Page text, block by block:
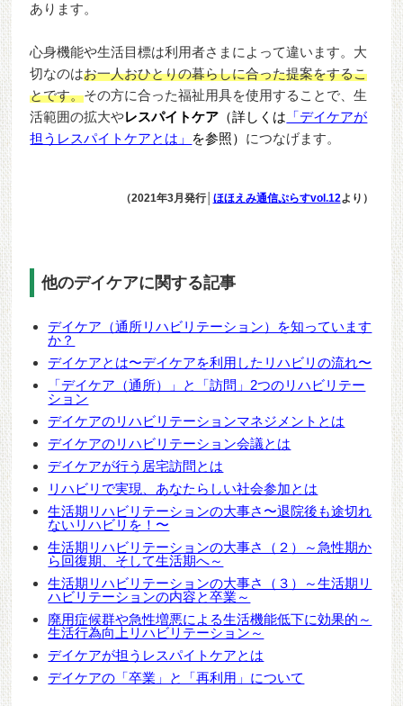
あります。
心身機能や生活目標は利用者さまによって違います。大
切なのはお一人おひとりの暮らしに合った提案をするこ
とです。その方に合った福祉用具を使用することで、生
活範囲の拡大やレスパイトケア （詳しくは 「デイケアが
担うレスパイトケアとは」 を参照） につなげます。
（2021年3月発行│ ほほえみ通信ぷらすvol.12より）
他のデイケアに関する記事
デイケア（通所リハビリテーション）を知っています
か？
デイケアとは〜デイケアを利用したリハビリの流れ〜
「デイケア（通所）」と「訪問」2つのリハビリテー
ション
デイケアのリハビリテーションマネジメントとは
デイケアのリハビリテーション会議とは
デイケアが行う居宅訪問とは
リハビリで実現、あなたらしい社会参加とは
生活期リハビリテーションの大事さ〜退院後も途切れ
ないリハビリを！〜
生活期リハビリテーションの大事さ（２）～急性期か
ら回復期、そして生活期へ～
生活期リハビリテーションの大事さ（３）～生活期リ
ハビリテーションの内容と卒業～
廃用症候群や急性増悪による生活機能低下に効果的～
生活行為向上リハビリテーション～
デイケアが担うレスパイトケアとは
デイケアの「卒業」と「再利用」について